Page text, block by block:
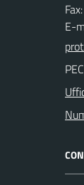
E-